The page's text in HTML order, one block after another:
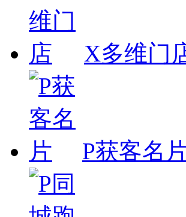
X多维门
P获客名